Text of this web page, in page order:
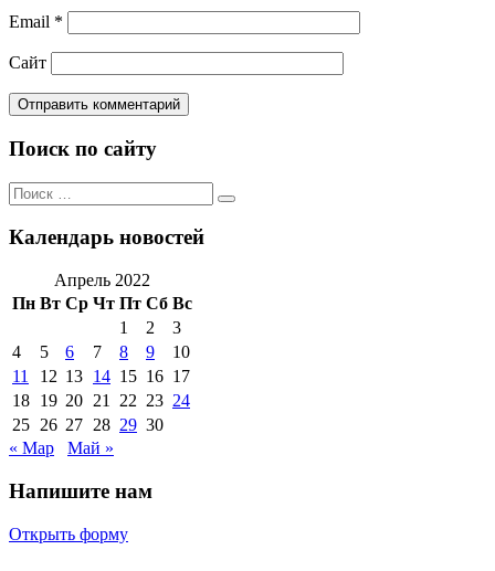
Email *
Сайт
Поиск по сайту
Поиск
по:
Поиск
Календарь новостей
Апрель 2022
Пн Вт Ср Чт Пт Сб Вс
1
2
3
4
5 6 7 8 9
10
11
12 13 14 15 16 17
18 19 20 21 22 23 24
25 26 27 28 29 30
« Мар
Май »
Напишите нам
Открыть форму